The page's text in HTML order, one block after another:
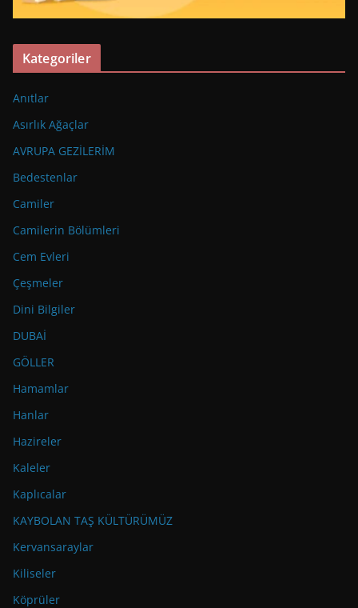
Kategoriler
Anıtlar
Asırlık Ağaçlar
AVRUPA GEZİLERİM
Bedestenlar
Camiler
Camilerin Bölümleri
Cem Evleri
Çeşmeler
Dini Bilgiler
DUBAİ
GÖLLER
Hamamlar
Hanlar
Hazireler
Kaleler
Kaplıcalar
KAYBOLAN TAŞ KÜLTÜRÜMÜZ
Kervansaraylar
Kiliseler
Köprüler